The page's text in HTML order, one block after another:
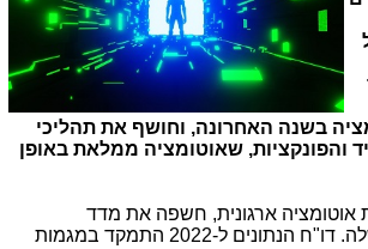
בשנה האחרונה, וחושף את תהליכי
והפונקציות, שאוטומציה ממלאת באופן
אוטומציה ארגונית, חשפה את מדד
האוטומציה השנתי שלה. דו"ח הנתונים ל-2022 התמקד במגמות